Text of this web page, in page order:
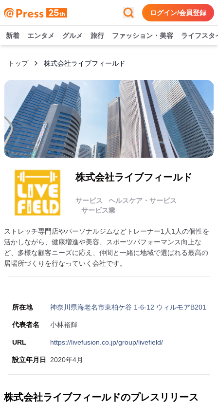
ログイン/会員登録
新着 エンタメ グルメ 旅行 ファッション・美容 ライフスタ
トップ 株式会社ライブフィールド
株式会社ライブフィールド
サービス
ヘルスケア・サービス
サービス業
ストレッチ専門店やパーソナルジムなどトレーナー1人1人の個性を
活かしながら、健康増進や美容、スポーツパフォーマンス向上な
ど、多様な顧客ニーズに応え、仲間と一緒に地域で選ばれる最高の
居場所づくりを行なっていく会社です。
所在地 神奈川県海老名市東柏ケ谷 1-6-12 ウィルモアB201
代表者名 小林裕輝
URL https://livefusion.co.jp/group/livefield/
設立年月日 2020年4月
株式会社ライブフィールドのプレスリリース